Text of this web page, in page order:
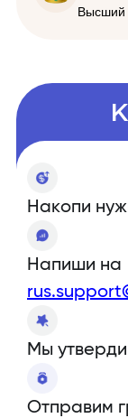
Высший
Накопи
Напиши на
Мы
Отправим